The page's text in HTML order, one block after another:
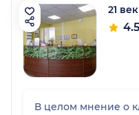
21
4.5
В целом мнение о